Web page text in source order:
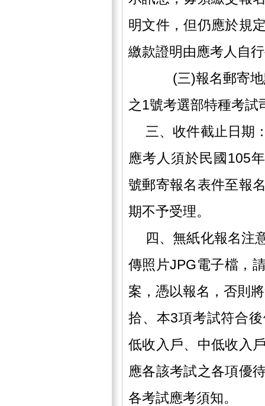
明文件，但仍應於規
繳款證明由應考人自
(三)報名郵寄地點
之1號考選部特種考試
三、收件截止日期
應考人須於民國105
號郵寄報名表件至報
期不予受理。
四、無紙化報名注
傳照片JPG電子檔，
案，憑以報名，否則
拾、本3項考試符合
低收入戶、中低收入
應各該考試之各項優
各考試應考須知。